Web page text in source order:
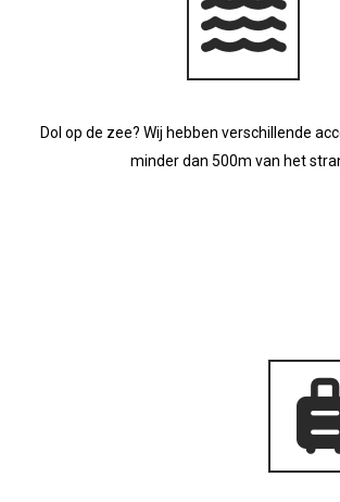
Dol op de zee? Wij hebben verschillende
minder dan 500m van het